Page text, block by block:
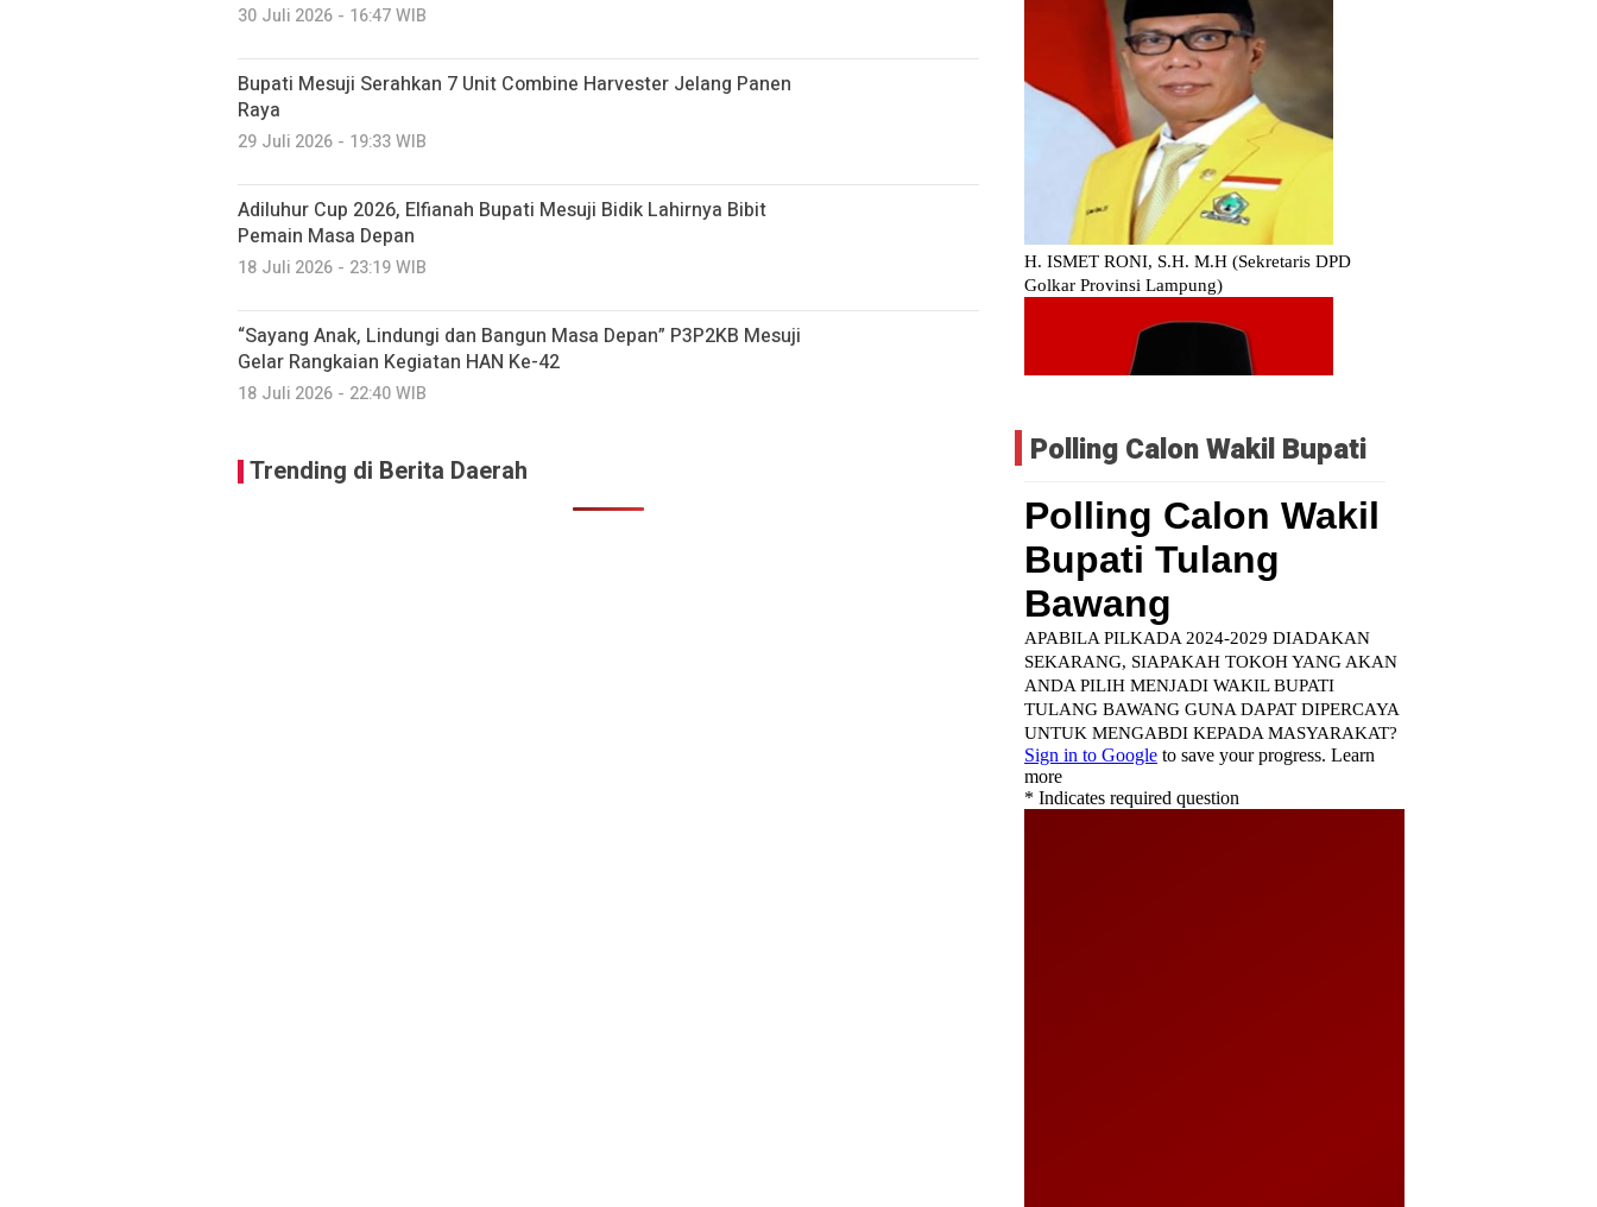
30 Juli 2026 - 16:47 WIB
Bupati Mesuji Serahkan 7 Unit Combine Harvester Jelang Panen
Raya
29 Juli 2026 - 19:33 WIB
Adiluhur Cup 2026, Elfianah Bupati Mesuji Bidik Lahirnya Bibit
Pemain Masa Depan
18 Juli 2026 - 23:19 WIB
“Sayang Anak, Lindungi dan Bangun Masa Depan” P3P2KB Mesuji
Gelar Rangkaian Kegiatan HAN Ke-42
18 Juli 2026 - 22:40 WIB
Trending di Berita Daerah
Polling Calon Wakil Bupati